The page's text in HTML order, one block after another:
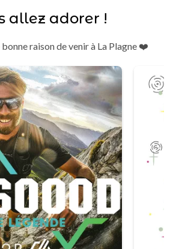
allez adorer !
raison de venir à La Plagne ❤️